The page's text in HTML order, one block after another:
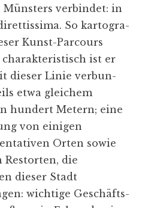
verbindet: in
So karto­gra­
Kunst-Parcours
charak­te­ris­tisch ist er
dieser Linie verbun­
etwa gleichem
hundert Metern; eine
von einigen
Orten sowie
Restorten, die
dieser Stadt
wichtige Geschäfts-